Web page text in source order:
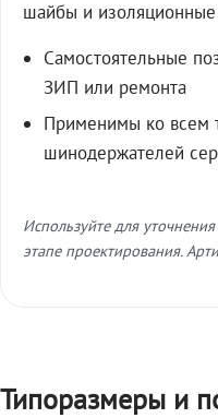
шайбы и изоляционные
Самостоятельные
ЗИП или ремонта
Применимы ко всем
шинодержателей
Используйте для
этапе проектирования.
Типоразмеры и